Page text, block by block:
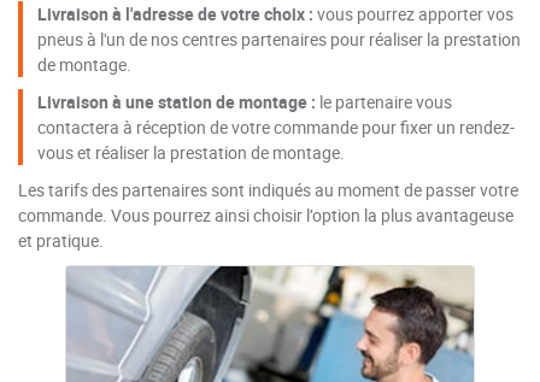
Livraison à l'adresse de votre choix : vous pourrez apporter vos
pneus à l'un de nos centres partenaires pour réaliser la prestation
de montage.
Livraison à une station de montage : le partenaire vous
contactera à réception de votre commande pour fixer un rendez-
vous et réaliser la prestation de montage.
Les tarifs des partenaires sont indiqués au moment de passer votre
commande. Vous pourrez ainsi choisir l’option la plus avantageuse
et pratique.